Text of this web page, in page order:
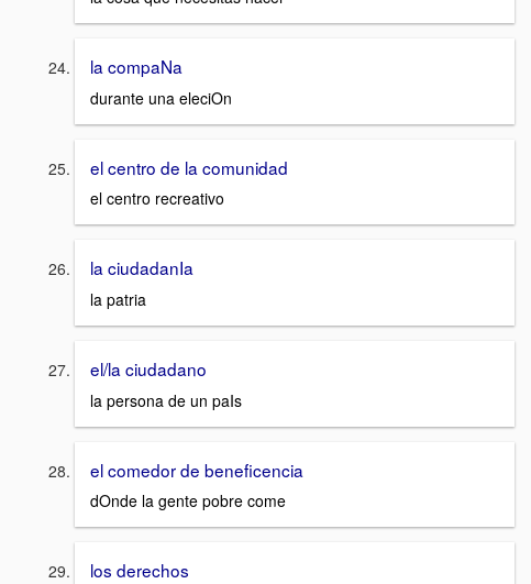
la compaNa
durante una eleciOn
el centro de la comunidad
el centro recreativo
la ciudadanIa
la patria
el/la ciudadano
la persona de un paIs
el comedor de beneficencia
dOnde la gente pobre come
los derechos